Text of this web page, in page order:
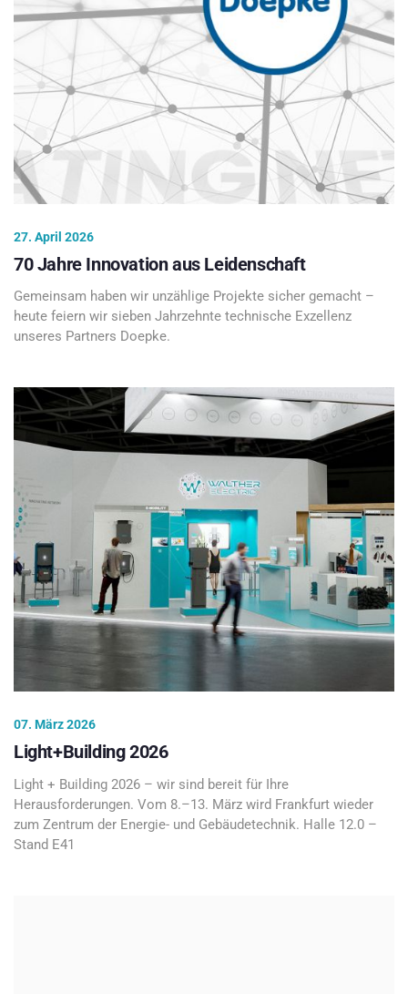
27. April 2026
70 Jahre Innovation aus Leidenschaft
Gemeinsam haben wir unzählige Projekte sicher gemacht –
heute feiern wir sieben Jahrzehnte technische Exzellenz
unseres Partners Doepke.
07. März 2026
Light+Building 2026
Light + Building 2026 – wir sind bereit für Ihre
Herausforderungen. Vom 8.–13. März wird Frankfurt wieder
zum Zentrum der Energie- und Gebäudetechnik. Halle 12.0 –
Stand E41